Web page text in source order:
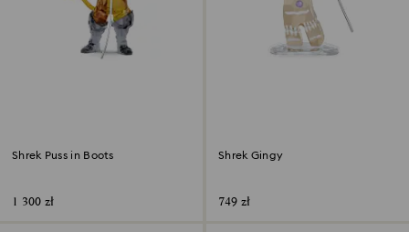
Shrek Puss in Boots
1 300 zł
Shrek Gingy
749 zł